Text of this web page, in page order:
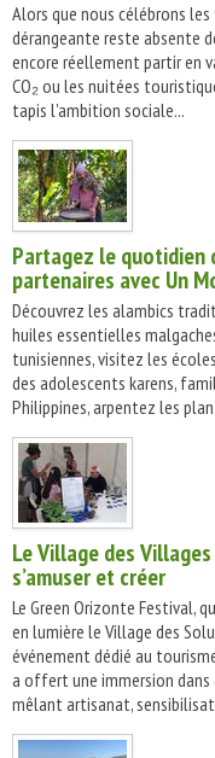
Alors que nous célébrons
dérangeante reste absente
encore réellement partir en
CO₂ ou les nuitées
tapis l'ambition sociale...
Partagez le quotidien
partenaires avec Un
Découvrez les alambics
huiles essentielles
tunisiennes, visitez les
des adolescents karens,
Philippines, arpentez les
Le Village des
s’amuser et créer
Le Green Orizonte Festival,
en lumière le Village des
événement dédié au
a offert une immersion
mêlant artisanat,